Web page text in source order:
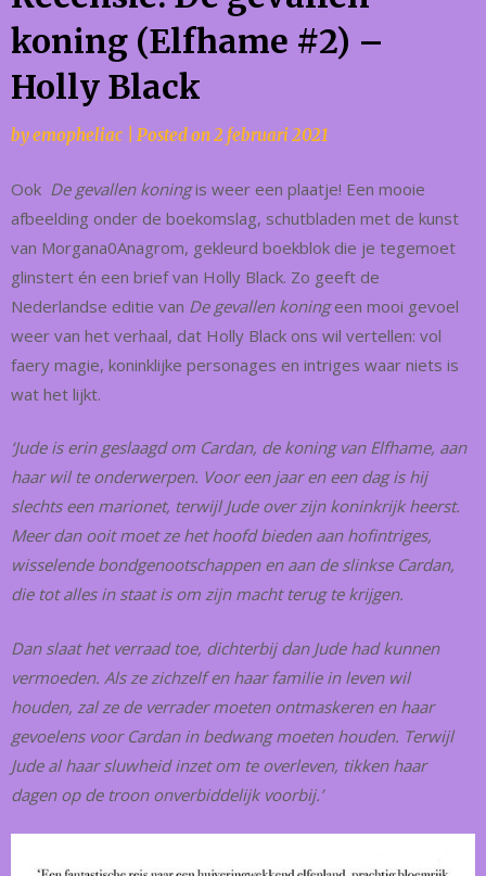
koning (Elfhame #2) –
Holly Black
byemopheliac Posted on2 februari 2021
Ook De gevallen koningis weer een plaatje! Een mooie
afbeelding onder de boekomslag, schutbladen met de kunst
van Morgana0Anagrom, gekleurd boekblok die je tegemoet
glinstert én een brief van Holly Black. Zo geeft de
Nederlandse editie van De gevallen koningeen mooi gevoel
weer van het verhaal, dat Holly Black ons wil vertellen: vol
faery magie, koninklijke personages en intriges waar niets is
wat het lijkt.
‘Jude is erin geslaagd om Cardan, de koning van Elfhame, aan
haar wil te onderwerpen. Voor een jaar en een dag is hij
slechts een marionet, terwijl Jude over zijn koninkrijk heerst.
Meer dan ooit moet ze het hoofd bieden aan hofintriges,
wisselende bondgenootschappen en aan de slinkse Cardan,
die tot alles in staat is om zijn macht terug te krijgen.
Dan slaat het verraad toe, dichterbij dan Jude had kunnen
vermoeden. Als ze zichzelf en haar familie in leven wil
houden, zal ze de verrader moeten ontmaskeren en haar
gevoelens voor Cardan in bedwang moeten houden. Terwijl
Jude al haar sluwheid inzet om te overleven, tikken haar
dagen op de troon onverbiddelijk voorbij.’